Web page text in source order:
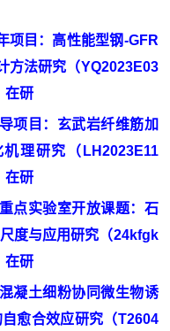
项目：高性能型钢-GFR
方法研究（YQ2023E03
在研
项目：玄武岩纤维筋加
理研究（LH2023E11
在研
点实验室开放课题：石
度与应用研究（24kfgk
在研
凝土细粉协同微生物诱
愈合效应研究（T2604